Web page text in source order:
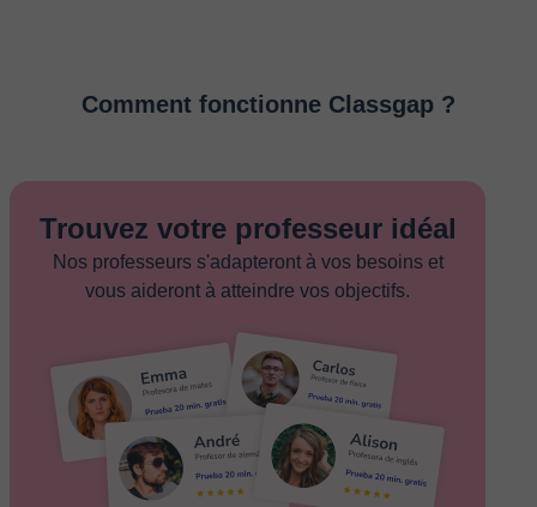
Comment fonctionne Classgap ?
Trouvez votre professeur idéal
Nos professeurs s'adapteront à vos besoins et
vous aideront à atteindre vos objectifs.